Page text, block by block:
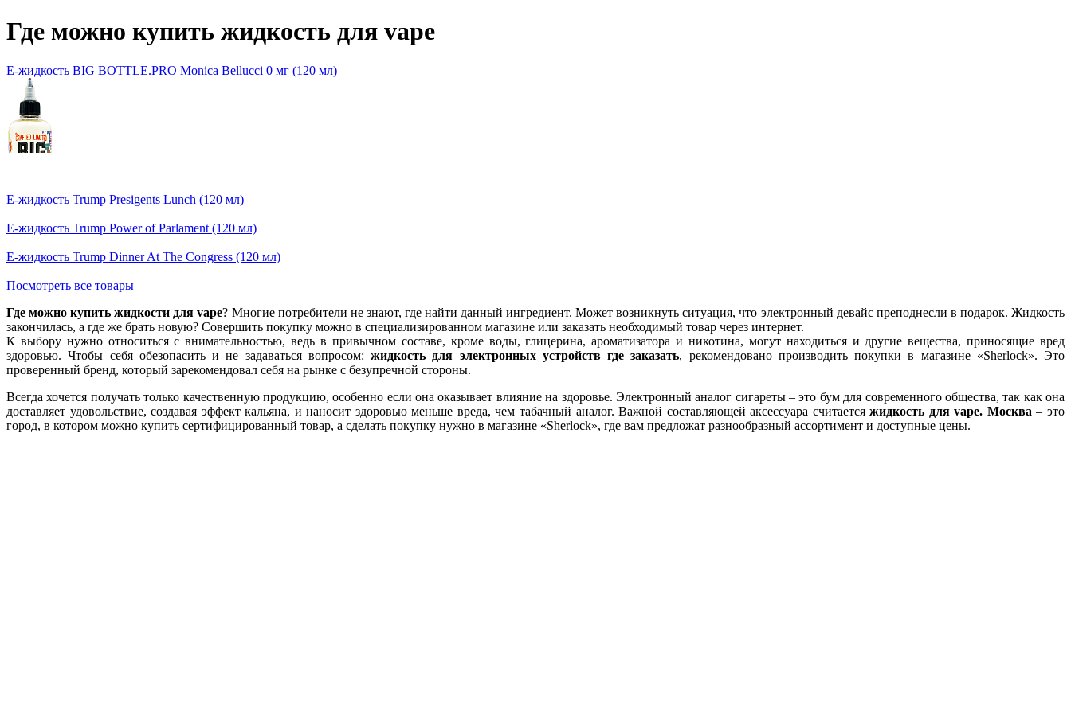
Где можно купить жидкость для vape
Е-жидкость BIG BOTTLE.PRO Monica Bellucci 0 мг (120 мл)
Е-жидкость Trump Presigents Lunch (120 мл)
Е-жидкость Trump Power of Parlament (120 мл)
Е-жидкость Trump Dinner At The Congress (120 мл)
Посмотреть все товары
Где можно купить жидкости для vape? Многие потребители не знают, где найти данный ингредиент. Может возникнуть ситуация, что электронный девайс преподнесли в подарок. Жидкость
закончилась, а где же брать новую? Совершить покупку можно в специализированном магазине или заказать необходимый товар через интернет.
К выбору нужно относиться с внимательностью, ведь в привычном составе, кроме воды, глицерина, ароматизатора и никотина, могут находиться и другие вещества, приносящие вред
здоровью. Чтобы себя обезопасить и не задаваться вопросом: жидкость для электронных устройств где заказать, рекомендовано производить покупки в магазине «Sherlock». Это
проверенный бренд, который зарекомендовал себя на рынке с безупречной стороны.
Всегда хочется получать только качественную продукцию, особенно если она оказывает влияние на здоровье. Электронный аналог сигареты – это бум для современного общества, так как она
доставляет удовольствие, создавая эффект кальяна, и наносит здоровью меньше вреда, чем табачный аналог. Важной составляющей аксессуара считаетсяжидкость для vape. Москва – это
город, в котором можно купить сертифицированный товар, а сделать покупку нужно в магазине «Sherlock», где вам предложат разнообразный ассортимент и доступные цены.